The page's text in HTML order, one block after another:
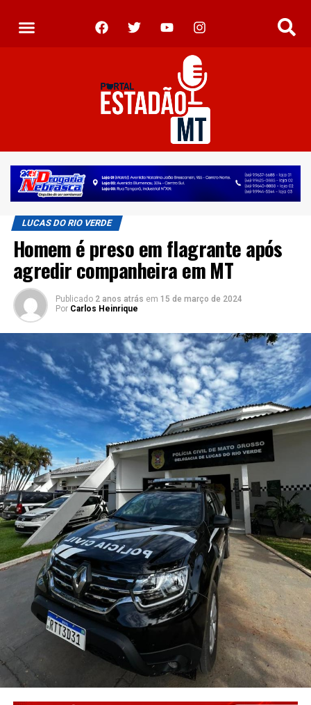
LUCAS DO RIO VERDE
Homem é preso em flagrante após
agredir companheira em MT
Publicado 2 anos atrás em 15 de março de 2024
Por Carlos Heinrique